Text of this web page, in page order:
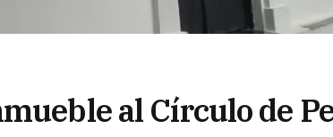
al Círculo de